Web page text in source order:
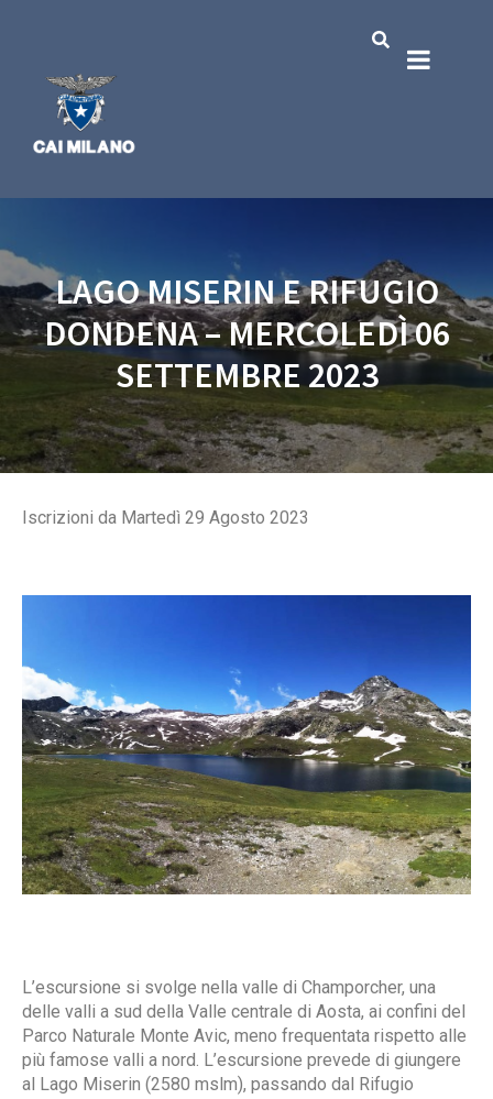
LAGO MISERIN E RIFUGIO
DONDENA – MERCOLEDÌ 06
SETTEMBRE 2023
Iscrizioni da Martedì 29 Agosto 2023
L’escursione si svolge nella valle di Champorcher, una
delle valli a sud della Valle centrale di Aosta, ai confini del
Parco Naturale Monte Avic, meno frequentata rispetto alle
più famose valli a nord. L’escursione prevede di giungere
al Lago Miserin (2580 mslm), passando dal Rifugio